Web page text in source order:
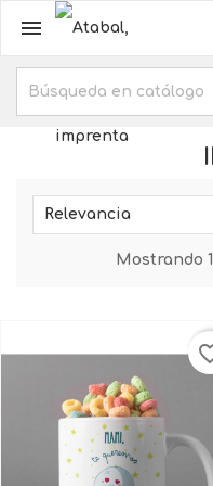

Relevancia
Mostrando